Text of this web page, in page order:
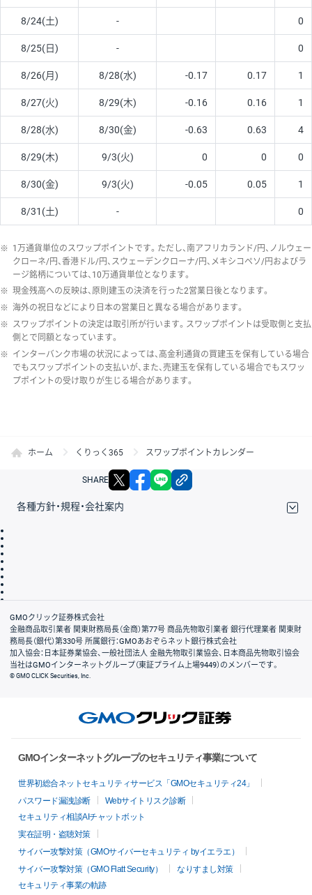
8/24(土) - 0
8/25(日) - 0
8/26(月) 8/28(水) -0.17 0.17 1
8/27(火) 8/29(木) -0.16 0.16 1
8/28(水) 8/30(金) -0.63 0.63 4
8/29(木) 9/3(火) 0 0 0
8/30(金) 9/3(火) -0.05 0.05 1
8/31(土) - 0
※ 1万通貨単位のスワップポイントです。ただし、南アフリカランド/円、ノルウェー
クローネ/円、香港ドル/円、スウェーデンクローナ/円、メキシコペソ/円およびラ
ージ銘柄については、10万通貨単位となります。
※ 現金残高への反映は、原則建玉の決済を行った2営業日後となります。
※ 海外の祝日などにより日本の営業日と異なる場合があります。
※ スワップポイントの決定は取引所が行います。スワップポイントは受取側と支払
側とで同額となっています。
※ インターバンク市場の状況によっては、高金利通貨の買建玉を保有している場合
でもスワップポイントの支払いが、また、売建玉を保有している場合でもスワッ
プポイントの受け取りが生じる場合があります。
ホーム くりっく365 スワップポイントカレンダー
SHARE X facebook
各種方針・規程・会社案内
会社案内
GMOクリック証券株式会社
金融商品取引業者 関東財務局長（金商）第77号 商品先物取引業者 銀行代理業者 関東財
務局長（銀代）第330号 所属銀行：GMOあおぞらネット銀行株式会社
加入協会：日本証券業協会、一般社団法人 金融先物取引業協会、日本商品先物取引協会
当社はGMOインターネットグループ（東証プライム上場9449）のメンバーです。
© GMO CLICK Securities, Inc.
GMOインターネットグループのセキュリティ事業について
世界初総合ネットセキュリティサービス「GMOセキュリティ24」
パスワード漏洩診断
Webサイトリスク診断
セキュリティ相談AIチャットボット
実在証明・盗聴対策
サイバー攻撃対策（GMOサイバーセキュリティ byイエラエ）
サイバー攻撃対策（GMO Flatt Security）
なりすまし対策
セキュリティ事業の軌跡